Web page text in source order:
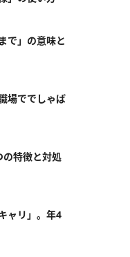
で」の意味と
場ででしゃば
の特徴と対処
ャリ」。年4